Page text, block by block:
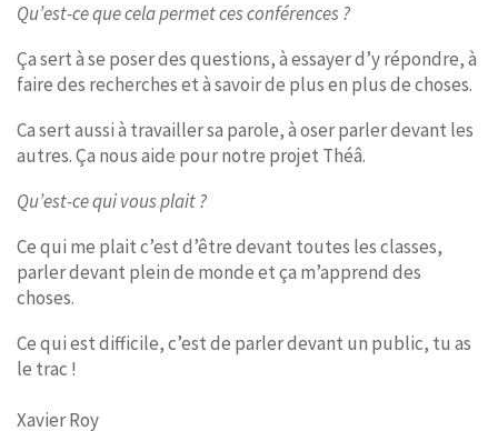
Qu’est-ce que cela permet ces conférences ?
Ça sert à se poser des questions, à essayer d’y répondre, à
faire des recherches et à savoir de plus en plus de choses.
Ca sert aussi à travailler sa parole, à oser parler devant les
autres. Ça nous aide pour notre projet Théâ.
Qu’est-ce qui vous plait ?
Ce qui me plait c’est d’être devant toutes les classes,
parler devant plein de monde et ça m’apprend des
choses.
Ce qui est difficile, c’est de parler devant un public, tu as
le trac !
Xavier Roy